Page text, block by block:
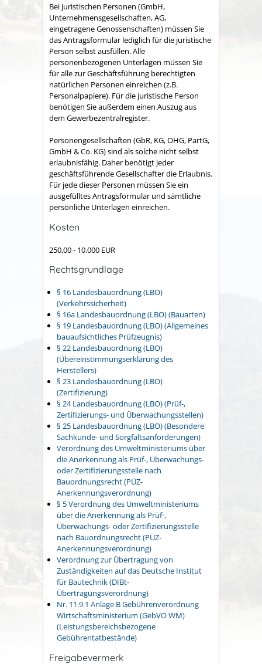
Bei juristischen Personen (GmbH,
Unternehmensgesellschaften, AG,
eingetragene Genossenschaften) müssen Sie
das Antragsformular lediglich für die juristische
Person selbst ausfüllen. Alle
personenbezogenen Unterlagen müssen Sie
für alle zur Geschäftsführung berechtigten
natürlichen Personen einreichen (z.B.
Personalpapiere). Für die juristische Person
benötigen Sie außerdem einen Auszug aus
dem Gewerbezentralregister.
Personengesellschaften (GbR, KG, OHG, PartG,
GmbH & Co. KG) sind als solche nicht selbst
erlaubnisfähig. Daher benötigt jeder
geschäftsführende Gesellschafter die Erlaubnis.
Für jede dieser Personen müssen Sie ein
ausgefülltes Antragsformular und sämtliche
persönliche Unterlagen einreichen.
Kosten
250,00 - 10.000 EUR
Rechtsgrundlage
§ 16 Landesbauordnung (LBO)
(Verkehrssicherheit)
§ 16a Landesbauordnung (LBO) (Bauarten)
§ 19 Landesbauordnung (LBO) (Allgemeines
bauaufsichtliches Prüfzeugnis)
§ 22 Landesbauordnung (LBO)
(Übereinstimmungserklärung des
Herstellers)
§ 23 Landesbauordnung (LBO)
(Zertifizierung)
§ 24 Landesbauordnung (LBO) (Prüf-,
Zertifizierungs- und Überwachungsstellen)
§ 25 Landesbauordnung (LBO) (Besondere
Sachkunde- und Sorgfaltsanforderungen)
Verordnung des Umweltministeriums über
die Anerkennung als Prüf-, Überwachungs-
oder Zertifizierungsstelle nach
Bauordnungsrecht (PÜZ-
Anerkennungsverordnung)
§ 5 Verordnung des Umweltministeriums
über die Anerkennung als Prüf-,
Überwachungs- oder Zertifizierungsstelle
nach Bauordnungsrecht (PÜZ-
Anerkennungsverordnung)
Verordnung zur Übertragung von
Zuständigkeiten auf das Deutsche Institut
für Bautechnik (DIBt-
Übertragungsverordnung)
Nr. 11.9.1 Anlage B Gebührenverordnung
Wirtschaftsministerium (GebVO WM)
(Leistungsbereichsbezogene
Gebührentatbestände)
Freigabevermerk